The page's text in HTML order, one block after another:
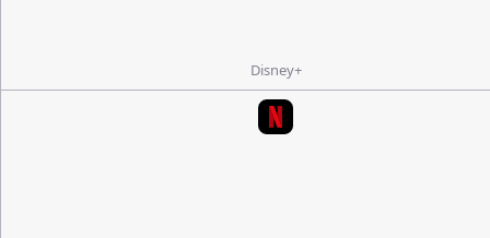
Disney+